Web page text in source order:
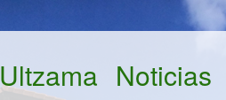
Ultzama Noticias